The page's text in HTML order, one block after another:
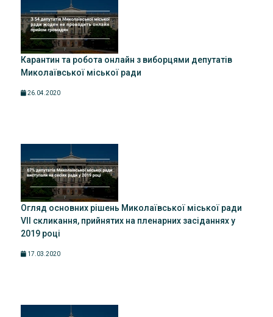
Карантин та робота онлайн з виборцями депутатів
Миколаївської міської ради
26.04.2020
Огляд основних рішень Миколаївської міської ради
VII скликання, прийнятих на пленарних засіданнях у
2019 році
17.03.2020